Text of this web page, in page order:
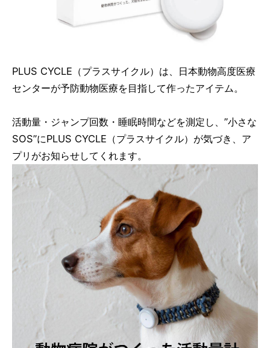
PLUS CYCLE（プラスサイクル）は、日本動物高度医療
センターが予防動物医療を目指して作ったアイテム。
活動量・ジャンプ回数・睡眠時間などを測定し、”小さな
SOS”にPLUS CYCLE（プラスサイクル）が気づき、ア
プリがお知らせしてくれます。